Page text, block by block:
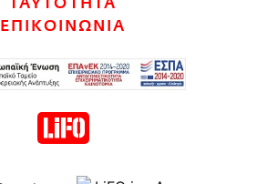
ΕΠΙΚΟΙΝΩΝΙΑ